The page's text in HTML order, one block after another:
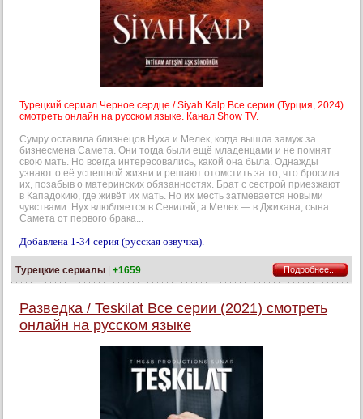
Турецкий сериал Черное сердце / Siyah Kalp Все серии (Турция, 2024)
смотреть онлайн на русском языке. Канал Show TV.
Сумру оставила близнецов Нуха и Мелек, когда вышла замуж за
бизнесмена Самета. Они тогда были ещё младенцами и не помнят
свою мать. Но всегда интересовались, какой она была. Однажды
узнают о её успешной жизни и решают отомстить за то, что бросила
их, позабыв о материнских обязанностях. Брат с сестрой приезжают
в Кападокию, где живёт их мать. Но их месть затмевается новыми
чувствами. Нух влюбляется в Севиляй, а Мелек — в Джихана, сына
Самета от первого брака...
Добавлена 1-34 серия (русская озвучка).
Турецкие сериалы | +1659 Подробнее...
Разведка / Teskilat Все серии (2021) смотреть
онлайн на русском языке